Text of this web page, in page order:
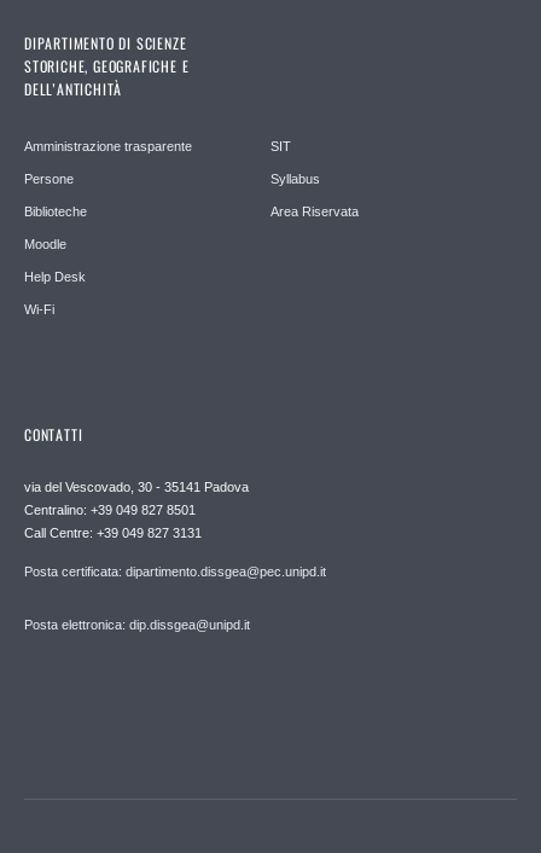
DIPARTIMENTO DI SCIENZE
STORICHE, GEOGRAFICHE E
DELL’ANTICHITÀ
Amministrazione trasparente
Persone
Biblioteche
Moodle
Help Desk
Wi-Fi
SIT
Syllabus
Area Riservata
CONTATTI
via del Vescovado, 30 - 35141 Padova
Centralino: +39 049 827 8501
Call Centre: +39 049 827 3131
Posta certificata: dipartimento.dissgea@pec.unipd.it
Posta elettronica: dip.dissgea@unipd.it